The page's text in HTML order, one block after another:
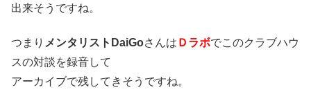
出来そうですね。
つまり メンタリストDaiGoさんは Ｄラボでこのクラブハウ
スの対談を録音して
アーカイブで残してきそうですね。